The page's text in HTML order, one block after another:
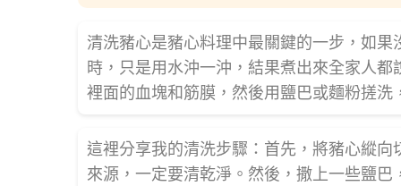
清洗豬心是豬心料理中最關鍵的一步，如
時，只是用水沖一沖，結果煮出來全家人
裡面的血塊和筋膜，然後用鹽巴或麵粉搓洗
這裡分享我的清洗步驟：首先，將豬心縱
來源，一定要清乾淨。然後，撒上一些鹽